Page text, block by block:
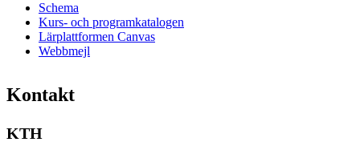
Schema
Kurs- och programkatalogen
Lärplattformen Canvas
Webbmejl
Kontakt
KTH